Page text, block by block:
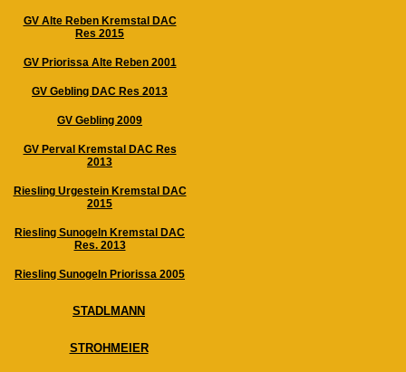
GV Alte Reben Kremstal DAC
Res 2015
GV Priorissa Alte Reben 2001
GV Gebling DAC Res 2013
GV Gebling 2009
GV Perval Kremstal DAC Res
2013
Riesling Urgestein Kremstal DAC
2015
Riesling Sunogeln Kremstal DAC
Res. 2013
Riesling Sunogeln Priorissa 2005
STADLMANN
STROHMEIER